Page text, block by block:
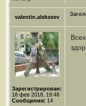
valentin.alekseev
Зарегистрирован:
18 фев 2018, 19:48
Сообщения: 14